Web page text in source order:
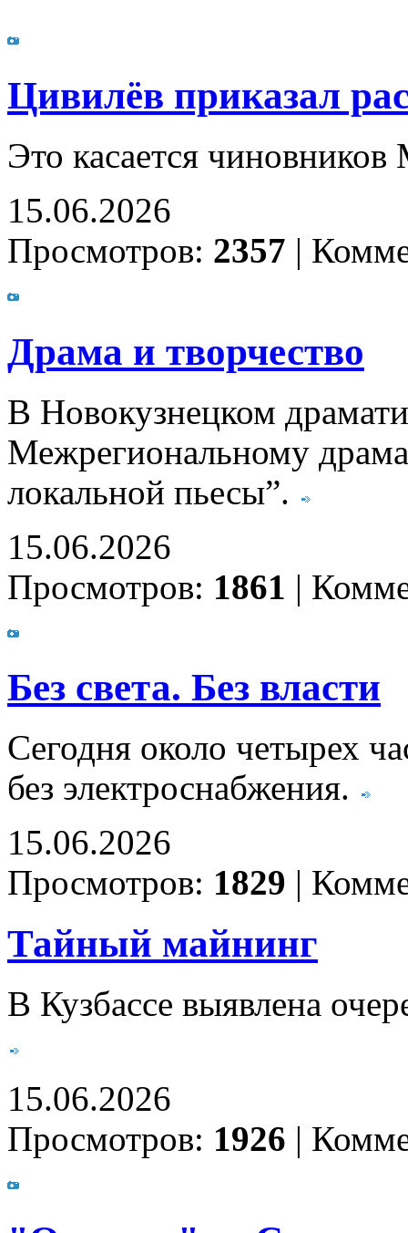
Цивилёв приказал
Это касается
15.06.2026
Просмотров: 2357 |
Драма и творчество
В Новокузнецком
Межрегиональному
локальной пьесы”.
15.06.2026
Просмотров: 1861 |
Без света. Без власти
Сегодня около четырех
без электроснабжения.
15.06.2026
Просмотров: 1829 |
Тайный майнинг
В Кузбассе выявлена
15.06.2026
Просмотров: 1926 |